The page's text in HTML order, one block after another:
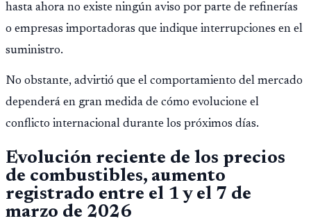
hasta ahora no existe ningún aviso por parte de refinerías
o empresas importadoras que indique interrupciones en el
suministro.
No obstante, advirtió que el comportamiento del mercado
dependerá en gran medida de cómo evolucione el
conflicto internacional durante los próximos días.
Evolución reciente de los precios
de combustibles, aumento
registrado entre el 1 y el 7 de
marzo de 2026